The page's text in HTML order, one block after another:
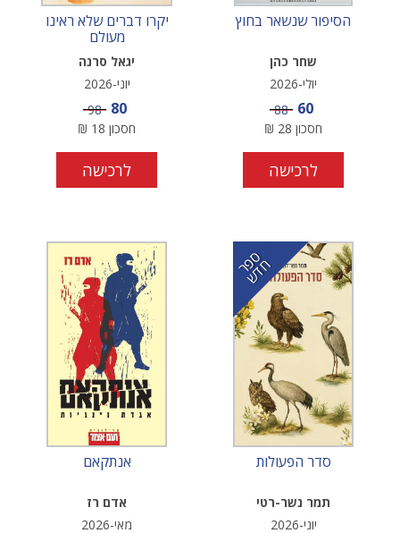
הסיפור שנשאר בחוץ
שחר כהן
יולי-2026
מחיר מבצע
60 מחיר
88
חסכון 28
₪
לרכישה
יקרו דברים שלא ראינו
מעולם
יגאל סרנה
יוני-2026
מחיר מבצע
80 מחיר
98
חסכון 18
₪
לרכישה
ס
פ
ר
ח
ד
ש
סדר הפעולות
תמר נשר-רטי
יוני-2026
אנתקאם
אדם רז
מאי-2026